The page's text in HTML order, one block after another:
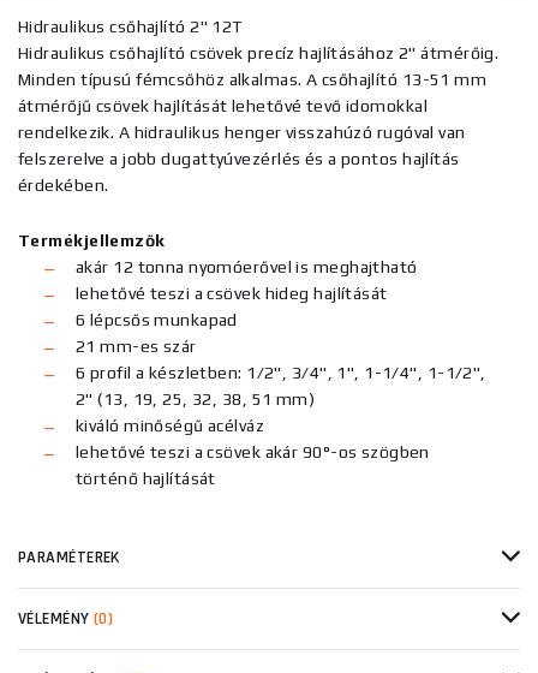
Hidraulikus csőhajlító 2" 12T
Hidraulikus csőhajlító csövek precíz hajlításához 2" átmérőig.
Minden típusú fémcsőhöz alkalmas. A csőhajlító 13-51 mm
átmérőjű csövek hajlítását lehetővé tevő idomokkal
rendelkezik. A hidraulikus henger visszahúzó rugóval van
felszerelve a jobb dugattyúvezérlés és a pontos hajlítás
érdekében.
Termékjellemzők
akár 12 tonna nyomóerővel is meghajtható
lehetővé teszi a csövek hideg hajlítását
6 lépcsős munkapad
21 mm-es szár
6 profil a készletben: 1/2", 3/4", 1", 1-1/4", 1-1/2",
2" (13, 19, 25, 32, 38, 51 mm)
kiváló minőségű acélváz
lehetővé teszi a csövek akár 90°-os szögben
történő hajlítását
PARAMÉTEREK
VÉLEMÉNY (0)